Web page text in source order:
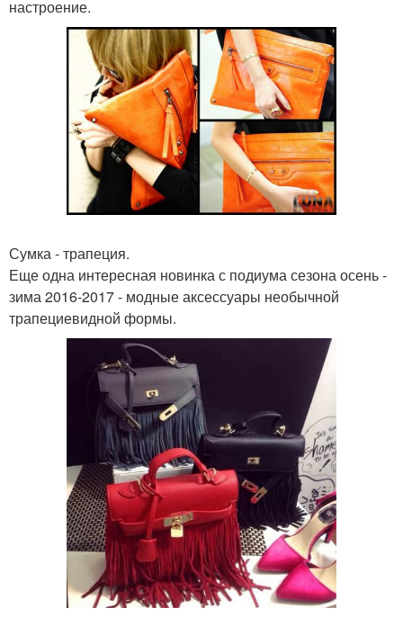
настроение.
Сумка - трапеция.
Еще одна интересная новинка с подиума сезона осень -
зима 2016-2017 - модные аксессуары необычной
трапециевидной формы.